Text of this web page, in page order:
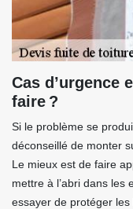
Cas d’urgence
faire ?
Si le problème se
déconseillé de monter
Le mieux est de faire
mettre à l’abri dans les
essayer de protéger